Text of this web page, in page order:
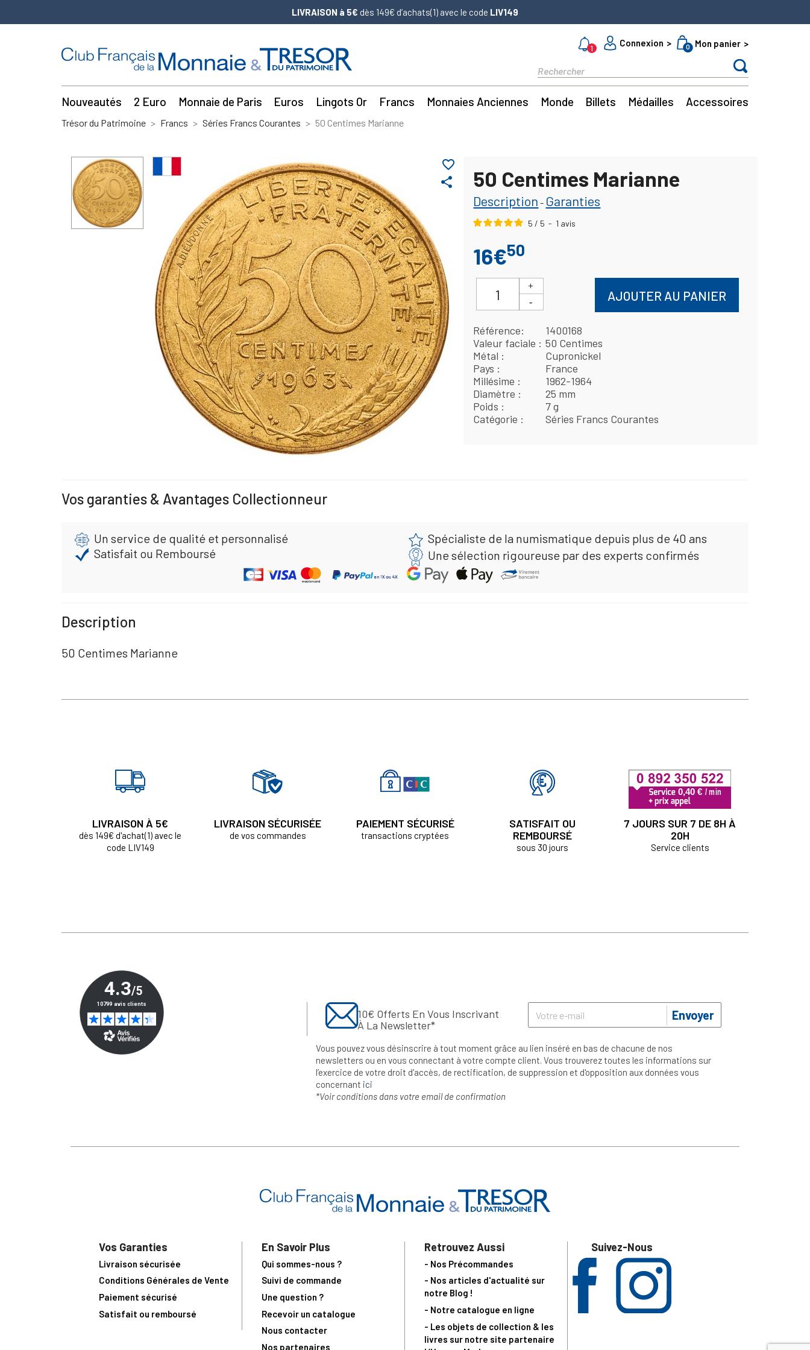
LIVRAISON à 5€ dès 149€ d’achats(1) avec le code LIV149
1
Connexion 0 Mon panier
Nouveautés 2 Euro Monnaie de Paris Euros Lingots Or Francs Monnaies Anciennes Monde Billets Médailles Accessoires
Trésor du Patrimoine Francs Séries Francs Courantes 50 Centimes Marianne
share
favorite_border
50 Centimes Marianne
Description - Garanties
5 / 5 - 1 avis
16€50
AJOUTER AU PANIER
Référence
1400168
Valeur faciale
50 Centimes
Métal
Cupronickel
Pays
France
Millésime
1962-1964
Diamètre
25 mm
Poids
7 g
Catégorie
Séries Francs Courantes
Vos garanties & Avantages Collectionneur
Un service de qualité et personnalisé
Spécialiste de la numismatique depuis plus de 40 ans
Satisfait ou Remboursé
Une sélection rigoureuse par des experts confirmés
Description
50 Centimes Marianne
LIVRAISON À 5€
dès 149€ d'achat(1) avec le
code LIV149
LIVRAISON SÉCURISÉE
de vos commandes
PAIEMENT SÉCURISÉ
transactions cryptées
SATISFAIT OU
REMBOURSÉ
sous 30 jours
7 JOURS SUR 7 DE 8H À
20H
Service clients
10€ Offerts En Vous Inscrivant
À La Newsletter*
Envoyer
Vous pouvez vous désinscrire à tout moment grâce au lien inséré en bas de chacune de nos
newsletters ou en vous connectant à votre compte client. Vous trouverez toutes les informations sur
l’exercice de votre droit d'accès, de rectification, de suppression et d'opposition aux données vous
concernant ici
*Voir conditions dans votre email de confirmation
Vos Garanties
Livraison sécurisée
Conditions Générales de Vente
Paiement sécurisé
Satisfait ou remboursé
En Savoir Plus
Qui sommes-nous ?
Suivi de commande
Une question ?
Recevoir un catalogue
Nous contacter
Nos partenaires
Retrouvez Aussi
- Nos Précommandes
- Nos articles d'actualité sur
notre Blog !
- Notre catalogue en ligne
- Les objets de collection & les
livres sur notre site partenaire
Suivez-Nous